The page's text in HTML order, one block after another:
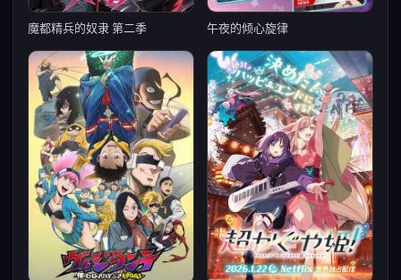
魔都精兵的奴隶 第二季 午夜的倾心旋律